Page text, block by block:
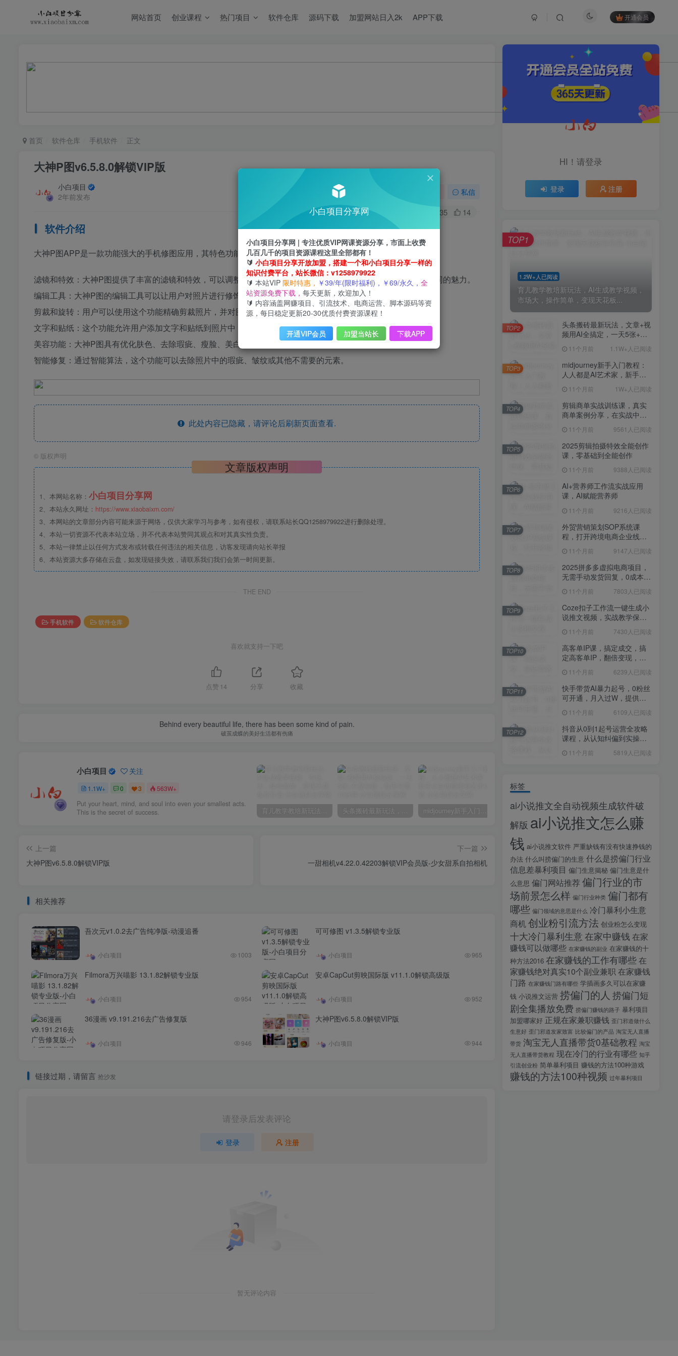
网站首页 创业课程 热门项目 软件仓库 源码下载 加盟网站日入2k APP下载 开通会员
首页 软件仓库 手机软件 正文
大神P图v6.5.8.0解锁VIP版
小白项目
2年前发布
私信
535 14
软件介绍
大神P图APP是一款功能强大的手机修图应用，其特色功能包括：
滤镜和特效：大神P图提供了丰富的滤镜和特效，可以调整照片的色调、光线和细节，让原本普通的照片焕发出不同的魅力。
编辑工具：大神P图的编辑工具可以让用户对照片进行修饰、抠图、覆盖等操作，轻松实现画面的重构。
剪裁和旋转：用户可以使用这个功能精确剪裁照片，并对图像进行旋转和翻转操作。
文字和贴纸：这个功能允许用户添加文字和贴纸到照片中，以增加个性和趣味性。
美容功能：大神P图具有优化肤色、去除瑕疵、瘦脸、美白牙齿等美容功能，简单实现美颜效果。
智能修复：通过智能算法，这个功能可以去除照片中的瑕疵、皱纹或其他不需要的元素。
此处内容已隐藏，请评论后刷新页面查看.
© 版权声明
文章版权声明
1、本网站名称： 小白项目分享网
2、本站永久网址： https://www.xiaobaixm.com/
3、本网站的文章部分内容可能来源于网络，仅供大家学习与参考，如有侵权，请联系站长QQ1258979922进行删除处理。
4、本站一切资源不代表本站立场，并不代表本站赞同其观点和对其真实性负责。
5、本站一律禁止以任何方式发布或转载任何违法的相关信息，访客发现请向站长举报
6、本站资源大多存储在云盘，如发现链接失效，请联系我们我们会第一时间更新。
THE END
手机软件 软件仓库
喜欢就支持一下吧
点赞 14 分享 收藏
Behind every beautiful life, there has been some kind of pain.
破茧成蝶的美好生活都有伤痛
小白项目 关注
1.1W+ 0 3 563W+
Put your heart, mind, and soul into even your smallest acts.
This is the secret of success.
剪辑商单实战训练课，真实商单案例分享，在实战中练会剪辑 2025剪辑拍摄特效全能创作课，零基础到全能创作
上一篇
大神P图v6.5.8.0解锁VIP版
下一篇
一甜相机v4.22.0.42203解锁VIP会员版-少女甜系自拍相机
相关推荐
吾次元v1.0.2去广告纯净版-动漫追番
小白项目 1003
可可修图 v1.3.5解锁专业版
小白项目 965
Filmora万兴喵影 13.1.82解锁专业版
小白项目 954
安卓CapCut剪映国际版 v11.1.0解锁高级版
小白项目 952
36漫画 v9.191.216去广告修复版
小白项目 946
大神P图v6.5.8.0解锁VIP版
小白项目 944
链接过期，请留言 抢沙发
请登录后发表评论
登录 注册
暂无评论内容
1.2W+人已阅读
育儿教学教培新玩法，AI生成教学视频，
市场大，操作简单，变现天花板...
TOP1
频用AI全搞定，一天5张+不
是问题，每天只需10分钟
midjourney新手入门教程：
人人都是AI艺术家，新手小
TOP4
11个月前 9388人已阅读
TOP5
AI+营养师工作流实战应用
课，AI赋能营养师
11个月前 9216人已阅读
TOP6
外贸营销策划SOP系统课
程，打开跨境电商企业线上
营销任督二脉
11个月前 9147人已阅读
2025拼多多虚拟电商项目，
无需手动发货回复，0成本，
轻松月入1-5W【揭秘】
11个月前 7803人已阅读
Coze扣子工作流一键生成小
说推文视频，实战教学保姆
级教程11个月前 7430人已阅读
高客单IP课，搞定成交，搞
定高客单IP，翻倍变现，轻
松卖爆，不销而销
11个月前 6239人已阅读
快手带货AI暴力起号，0粉丝
可开通，月入过W，提供账
号就行，适合普通人的懒人
项目【揭秘】
11个月前 6109人已阅读
抖音从0到1起号运营全攻略
课程，从认知纠偏到实操落
地，高效起号变现
11个月前 5819人已阅读
HI！请登录
登录 注册
1.2W+人已阅读
育儿教学教培新玩法，AI生成教学视频，
市场大，操作简单，变现天花板...
TOP1
头条搬砖最新玩法，文章+视
频用AI全搞定，一天5张+不
11个月前 1.1W+人已阅读
TOP2
midjourney新手入门教程：
人人都是AI艺术家，新手小
11个月前 1W+人已阅读
TOP3
剪辑商单实战训练课，真实
商单案例分享，在实战中练
11个月前 9561人已阅读
TOP4
2025剪辑拍摄特效全能创作
课，零基础到全能创作
11个月前 9388人已阅读
TOP5
AI+营养师工作流实战应用
课，AI赋能营养师
11个月前 9216人已阅读
TOP6
外贸营销策划SOP系统课
程，打开跨境电商企业线上
11个月前 9147人已阅读
TOP7
2025拼多多虚拟电商项目，
无需手动发货回复，0成本，
11个月前 7803人已阅读
TOP8
Coze扣子工作流一键生成小
说推文视频，实战教学保姆
11个月前 7430人已阅读
TOP9
高客单IP课，搞定成交，搞
定高客单IP，翻倍变现，轻
11个月前 6239人已阅读
TOP10
快手带货AI暴力起号，0粉丝
可开通，月入过W，提供账
项目【揭秘】
11个月前 6109人已阅读
TOP11
抖音从0到1起号运营全攻略
课程，从认知纠偏到实操落
11个月前 5819人已阅读
TOP12
标签
ai小说推文全自动视频生成软件破
解版 ai小说推文怎么赚
钱 ai小说推文软件 严重缺钱有没有快速挣钱的
办法 什么叫捞偏门的生意 什么是捞偏门行业
信息差暴利项目 偏门生意揭秘 偏门生意是什
么意思 偏门网站推荐 偏门行业的市
场前景怎么样 偏门行业种类 偏门都有
哪些 偏门领域的意思是什么 冷门暴利小生意
商机创业粉引流方法 创业粉怎么变现
十大冷门暴利生意 在家中赚钱 在家
赚钱可以做哪些 在家赚钱的副业 在家赚钱的十
种方法2016 在家赚钱的工作有哪些在
家赚钱绝对真实10个副业兼职 在家赚钱
门路 在家赚钱门路有哪些 学插画多久可以在家赚
钱 小说推文运营 捞偏门的人 捞偏门短
剧全集播放免费 捞偏门赚钱的路子 暴利项目
加盟哪家好 正规在家兼职赚钱 歪门邪道做什么
生意好 歪门邪道发家致富 比较偏门的产品 淘宝无人直播
带货 淘宝无人直播带货0基础教程 淘宝
无人直播带货教程 现在冷门的行业有哪些 知乎
引流创业粉 简单暴利项目 赚钱的方法100种游戏
赚钱的方法100种视频 过年暴利项目
小白项目分享网
小白项目分享网 | 专注优质VIP网课资源分享，市面上收费
几百几千的项目资源课程这里全部都有！
🔰 小白项目分享开放加盟，搭建一个和小白项目分享一样的
知识付费平台，站长微信：v1258979922
🔰 本站VIP 限时特惠， ￥39/年(限时福利)，￥69/永久， 全
站资源免费下载， 每天更新，欢迎加入！
🔰 内容涵盖网赚项目、引流技术、电商运营、脚本源码等资
源，每日稳定更新20-30优质付费资源课程！
开通VIP会员 加盟当站长 下载APP